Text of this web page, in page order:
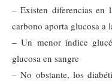
– Existen diferencias
carbono aporta glucosa a
– Un menor índice
glucosa en sangre
– No obstante, los